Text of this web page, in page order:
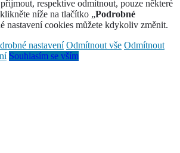
respektive odmítnout, pouze některé
níže na tlačítko „Podrobné
nastavení cookies můžete kdykoliv změnit.
nastavení Odmítnout vše Odmítnout
Souhlasím se vším